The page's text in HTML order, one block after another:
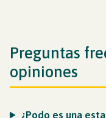
Preguntas
opiniones
¿Podo es una